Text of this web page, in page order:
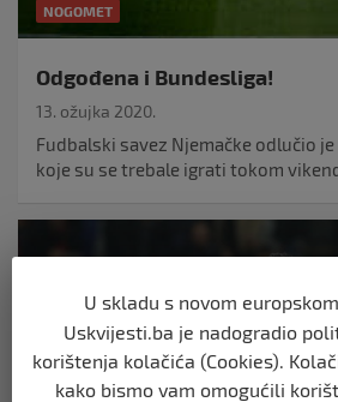
NOGOMET
Odgođena i Bundesliga!
13. ožujka 2020.
Fudbalski savez Njemačke odlučio
koje su se trebale igrati tokom
U skladu s novom
Uskvijesti.ba je nadogradio
korištenja kolačića (Cookies).
kako bismo vam omogućili